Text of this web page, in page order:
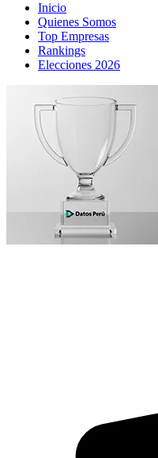
Inicio
Quienes Somos
Top Empresas
Rankings
Elecciones 2026